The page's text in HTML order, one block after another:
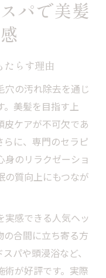
パで美髪
たらす理由
穴の汚れ除去を通じ
。美髪を目指す上
皮ケアが不可欠であ
らに、専門のセラピ
身のリラクゼーショ
の質向上にもつなが
感できる人気ヘッ
の合間に立ち寄る方
パや頭浸浴など、
術が好評です。実際